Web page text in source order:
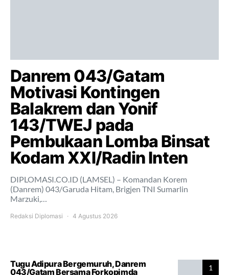
Danrem 043/Gatam
Motivasi Kontingen
Balakrem dan Yonif
143/TWEJ pada
Pembukaan Lomba Binsat
Kodam XXI/Radin Inten
DIPLOMASI.CO.ID (LAMSEL) – Komandan Korem
(Danrem) 043/Garuda Hitam, Brigjen TNI Sumarlin
Marzuki,…
Redaksi Diplomasi 4 Agustus 2026
1
Tugu Adipura Bergemuruh, Danrem
043/Gatam Bersama Forkopimda